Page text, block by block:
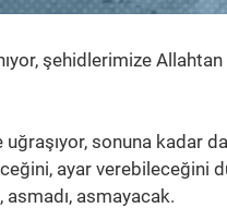
şehidlerimize Allahtan
sonuna kadar
ayar verebileceğini
asmayacak.